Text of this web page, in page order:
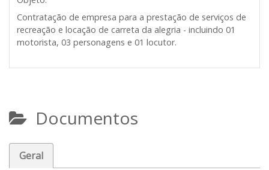
Contratação de empresa para a prestação de serviços de
recreação e locação de carreta da alegria - incluindo 01
motorista, 03 personagens e 01 locutor.
Documentos
Geral